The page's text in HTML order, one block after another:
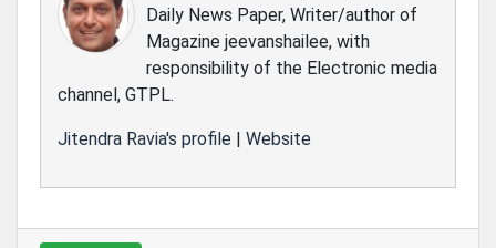
Daily News Paper, Writer/author of
Magazine jeevanshailee, with
responsibility of the Electronic media
channel, GTPL.
Jitendra Ravia's profile | Website